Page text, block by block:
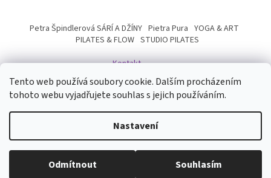
Tento web používá soubory cookie. Dalším procházením
tohoto webu vyjadřujete souhlas s jejich používáním.
Nastavení
Odmítnout Souhlasím
Petra Špindlerová SÁRÍ A DŽÍNY Pietra Pura YOGA & ART
PILATES & FLOW STUDIO PILATES
Kontakt
Copyright 2026INYOGA SHOP. Všechna práva vyhrazena.Upravit